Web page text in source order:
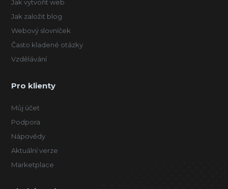
Jak vytvořit web
Jak založit blog
Webový slovníček
Často kladené otázky
Vzdělávání
Pro klienty
Můj účet
Podpora
Nápovědy
Aktuální verze
Marketplace